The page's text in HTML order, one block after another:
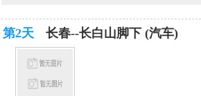
第2天 长春--长白山脚下 (汽车)